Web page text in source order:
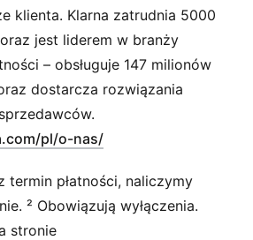
klienta. Klarna zatrudnia 5000
jest liderem w branży
– obsługuje 147 milionów
dostarcza rozwiązania
pl/o-nas/(
termin płatności, naliczymy
² Obowiązują wyłączenia.
stronie